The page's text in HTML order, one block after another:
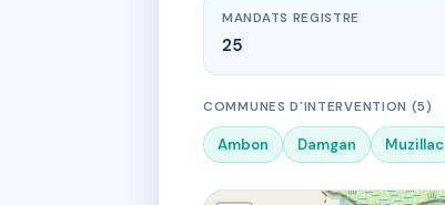
MANDATS REGISTRE
25
COMMUNES D'INTERVENTION (5)
Ambon Damgan Muzillac